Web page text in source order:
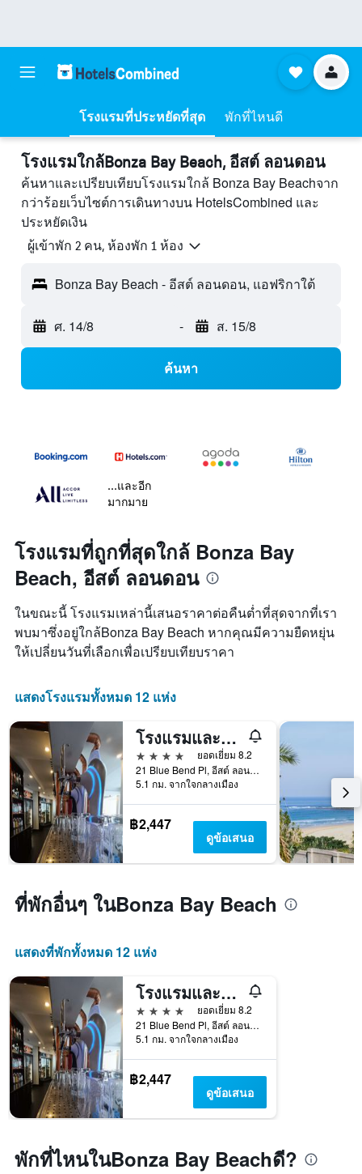
โรงแรมที่ประหยัดที่สุด พักที่ไหนดี
โรงแรมใกล้Bonza Bay Beach, อีสต์ ลอนดอน
ค้นหาและเปรียบเทียบโรงแรมใกล้ Bonza Bay Beachจาก
กว่าร้อยเว็บไซต์การเดินทางบน HotelsCombined และ
ประหยัดเงิน
ผู้เข้าพัก 2 คน, ห้องพัก 1 ห้อง
Bonza Bay Beach - อีสต์ ลอนดอน, แอฟริกาใต้
ศ. 14/8 - ส. 15/8
ค้นหา
...และอีก
มากมาย
โรงแรมที่ถูกที่สุดใกล้ Bonza Bay
Beach, อีสต์ ลอนดอน
ในขณะนี้ โรงแรมเหล่านี้เสนอราคาต่อคืนต่ำที่สุดจากที่เรา
พบมาซึ่งอยู่ใกล้Bonza Bay Beach หากคุณมีความยืดหยุ่น
ให้เปลี่ยนวันที่เลือกเพื่อเปรียบเทียบราคา
แสดงโรงแรมทั้งหมด 12 แห่ง
โรงแรมและศูนย์ประชุมบลูลากูน
4 ดาว
ยอดเยี่ยม 8.2
21 Blue Bend Pl, อีสต์ ลอนดอน, อีสเทิร์น เคป, แอฟริกาใต้
5.1 กม. จากใจกลางเมือง
฿2,447
ดูข้อเสนอ
ที่พักอื่นๆ ในBonza Bay Beach
แสดงที่พักทั้งหมด 12 แห่ง
โรงแรมและศูนย์ประชุมบลูลากูน
4 ดาว
ยอดเยี่ยม 8.2
21 Blue Bend Pl, อีสต์ ลอนดอน, อีสเทิร์น เคป, แอฟริกาใต้
5.1 กม. จากใจกลางเมือง
฿2,447
ดูข้อเสนอ
พักที่ไหนในBonza Bay Beachดี?